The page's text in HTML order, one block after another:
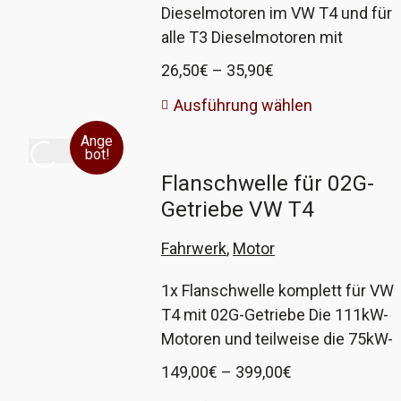
positiv, daher verbaue ich seit
einiger Zeit möglichst viele Teile
davon, um sie selber zu testen.
Erlebnisse gab, biete ich diese
von Bosch an, Ihr könnt wählen.
Dieselmotoren im VW T4 und für
alle T3 Dieselmotoren mit
Kraftstoffvorwärmung Hersteller
ist Mahle oder MANN. Das
optionale Ventil ist von febi. Ihr
Vergleichsnummer 1H0 127
401C
26,50€ – 35,90€
bis
Ausführung wählen
Ange
bot!
Flanschwelle für 02G-
Getriebe VW T4
Fahrwerk, Motor
1x Flanschwelle komplett für VW
T4 mit 02G-Getriebe Die 111kW-
Motoren und teilweise die 75kW-
Motoren sind mit dem großen
149,00€ – 399,00€